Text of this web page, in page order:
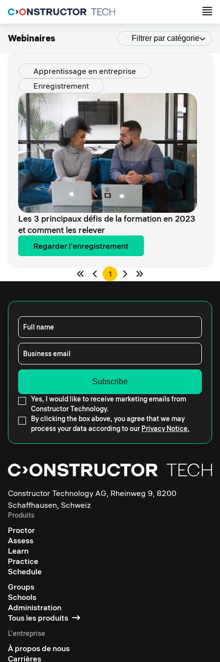
Webinaires Filtrer par catégorie
Apprentissage en entreprise
Enregistrement
Les 3 principaux défis de la formation en 2023
et comment les relever
Regarder l'enregistrement
1
Full name
Business email
Yes, I would like to receive marketing emails from
Constructor Technology.
By clicking the box above, you agree that we may
process your data according to our Privacy Notice.
Constructor Technology AG, Rheinweg 9, 8200
Schaffhausen, Schweiz
Produits
Proctor
Assess
Learn
Practice
Schedule
Groups
Schools
Administration
Tous les produits
L'entreprise
À propos de nous
Carrières